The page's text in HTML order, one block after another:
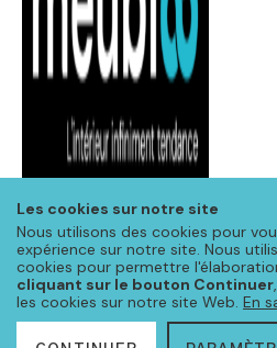
Les cookies sur notre site
Nous utilisons des cookies pour
expérience sur notre site. Nous
cookies pour permettre
cliquant sur le bouton Continuer
les cookies sur notre site Web. En